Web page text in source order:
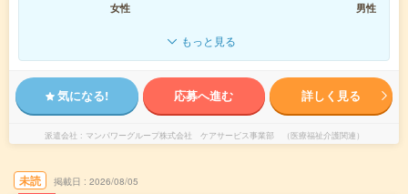
女性
男性
もっと見る
気になる! 応募へ進む 詳しく見る
派遣会社 マンパワーグループ株式会社 ケアサービス事業部 （医療福祉介護関連）
未読 掲載日 2026/08/05